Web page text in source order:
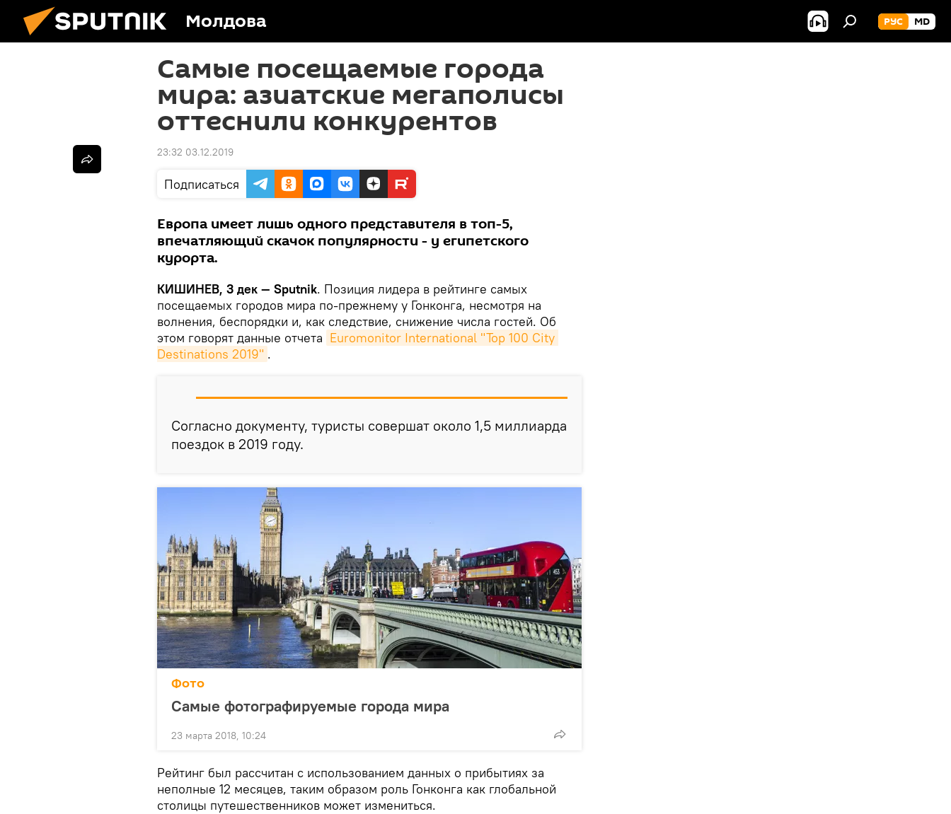
Молдова РУС MD
Самые посещаемые города
мира: азиатские мегаполисы
оттеснили конкурентов
23:32 03.12.2019
Подписаться
Европа имеет лишь одного представителя в топ-5,
впечатляющий скачок популярности - у египетского
курорта.
КИШИНЕВ, 3 дек — Sputnik. Позиция лидера в рейтинге самых
посещаемых городов мира по-прежнему у Гонконга, несмотря на
волнения, беспорядки и, как следствие, снижение числа гостей. Об
этом говорят данные отчета Euromonitor International "Top 100 City
Destinations 2019" .
Согласно документу, туристы совершат около 1,5 миллиарда
поездок в 2019 году.
Фото
Самые фотографируемые города мира
23 марта 2018, 10:24
Рейтинг был рассчитан с использованием данных о прибытиях за
неполные 12 месяцев, таким образом роль Гонконга как глобальной
столицы путешественников может измениться.